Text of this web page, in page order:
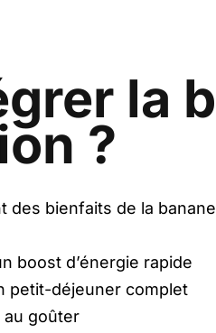
la
?
des bienfaits de la
boost d’énergie rapide
petit-déjeuner complet
au goûter